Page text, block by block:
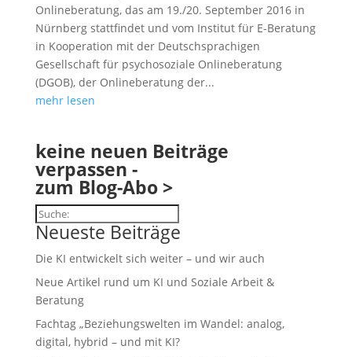
Onlineberatung, das am 19./20. September 2016 in
Nürnberg stattfindet und vom Institut für E-Beratung
in Kooperation mit der Deutschsprachigen
Gesellschaft für psychosoziale Onlineberatung
(DGOB), der Onlineberatung der...
mehr lesen
keine neuen Beiträge
verpassen -
zum Blog-Abo >
Suchen
Neueste Beiträge
Die KI entwickelt sich weiter – und wir auch
Neue Artikel rund um KI und Soziale Arbeit &
Beratung
Fachtag „Beziehungswelten im Wandel: analog,
digital, hybrid – und mit KI?